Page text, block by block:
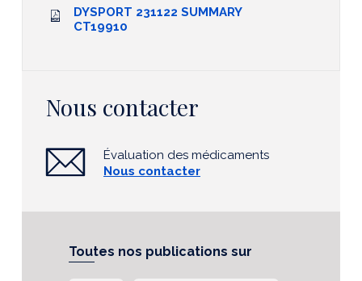
DYSPORT 231122 SUMMARY
CT19910
Nous contacter
Évaluation des médicaments
Nous contacter
Toutes nos publications sur